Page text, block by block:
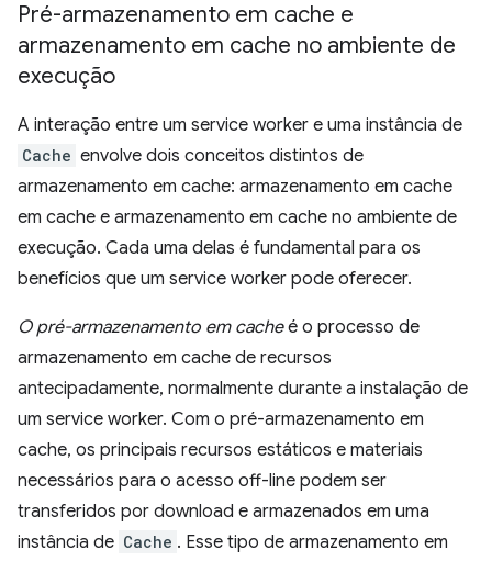
Pré-armazenamento em cache e
armazenamento em cache no ambiente de
execução
A interação entre um service worker e uma instância de
Cache envolve dois conceitos distintos de
armazenamento em cache: armazenamento em cache
em cache e armazenamento em cache no ambiente de
execução. Cada uma delas é fundamental para os
benefícios que um service worker pode oferecer.
O pré-armazenamento em cacheé o processo de
armazenamento em cache de recursos
antecipadamente, normalmente durante a instalação de
um service worker. Com o pré-armazenamento em
cache, os principais recursos estáticos e materiais
necessários para o acesso off-line podem ser
transferidos por download e armazenados em uma
instância de Cache . Esse tipo de armazenamento em